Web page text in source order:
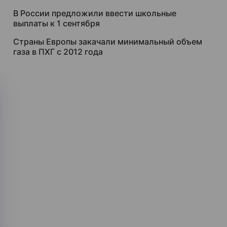
В России предложили ввести школьные
выплаты к 1 сентября
Страны Европы закачали минимальный объем
газа в ПХГ с 2012 года